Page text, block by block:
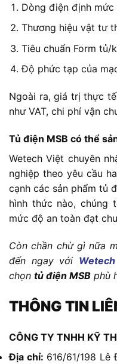
Dòng điện định
Thương hiệu vật tư
Tiêu chuẩn Form
Độ phức tạp của
Ngoài ra, giá trị thực
như VAT, chi phí vận
Tủ điện MSB có thể
Wetech Việt chuyên
nghiệp theo yêu cầu
cạnh các sản phẩm tủ
hình thức nào, chúng
mức độ an toàn đạt
Còn chần chừ gì nữa
đến ngay với
chọn tủ điện MSB phù
THÔNG TIN
CÔNG TY TNHH KỸ
Địa chỉ: 616/61/198